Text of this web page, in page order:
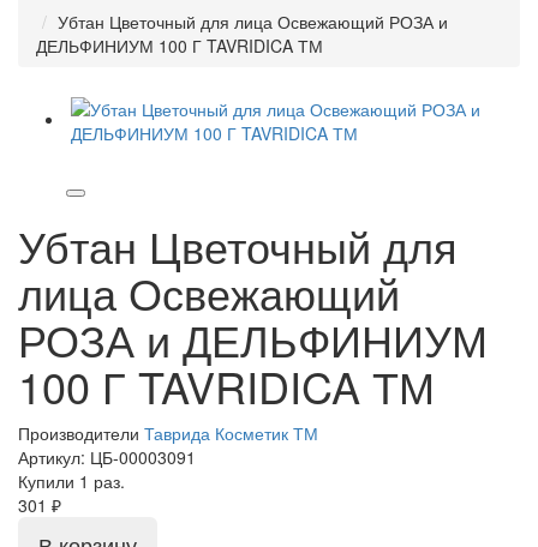
Убтан Цветочный для лица Освежающий РОЗА и
ДЕЛЬФИНИУМ 100 Г TAVRIDICA ТМ
Убтан Цветочный для
лица Освежающий
РОЗА и ДЕЛЬФИНИУМ
100 Г TAVRIDICA ТМ
Производители Таврида Косметик ТМ
Артикул: ЦБ-00003091
Купили 1 раз.
301 ₽